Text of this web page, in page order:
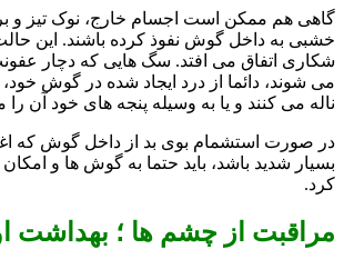
گاهی هم ممکن است اجسام خارج، نوک تیز و
خشبی به داخل گوش نفوذ کرده باشند. این
شکاری اتفاق می افتد. سگ هایی که دچار
می شوند، دائما از درد ایجاد شده در گوش
ناله می کنند و یا به وسیله پنجه های خود آن را
در صورت استشمام بوی بد از داخل گوش که
بسیار شدید باشد، باید حتما به گوش ها و
کرد.
مراقبت از چشم ها ؛ بهداشت